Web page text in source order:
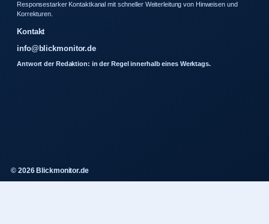
Responsestarker Kontaktkanal mit schneller Weiterleitung von Hinweisen und
Korrekturen.
Kontakt
info@blickmonitor.de
Antwort der Redaktion: in der Regel innerhalb eines Werktags.
© 2026 Blickmonitor.de